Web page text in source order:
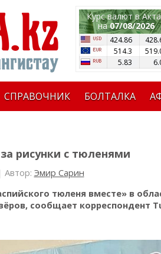
Курс валют в
на07/08/2026
424.86
514.3
5.83
СПРАВОЧНИК БОЛТАЛКА
рисунки с тюленями
Эмир Сарин
тюленя вместе» в
сообщает корреспондент